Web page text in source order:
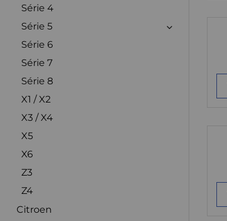
Série 4
Série 5
Série 6
Série 7
Série 8
X1 / X2
X3 / X4
X5
X6
Z3
Z4
Citroen